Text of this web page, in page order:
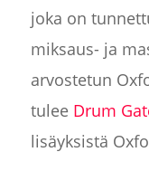
joka on
miksaus- ja
arvostetun
tulee Drum
lisäyksistä